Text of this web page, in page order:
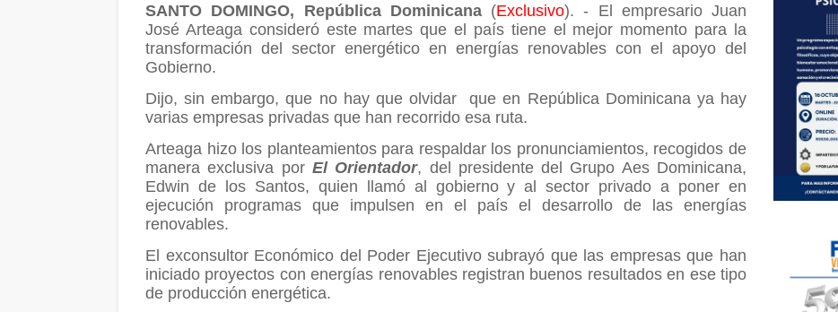
SANTO DOMINGO, República Dominicana(Exclusivo). - El empresario Juan
José Arteaga consideró este martes que el país tiene el mejor momento para la
transformación del sector energético en energías renovables con el apoyo del
Gobierno.
Dijo, sin embargo, que no hay que olvidar
que en República Dominicana ya hay
varias empresas privadas que han recorrido esa ruta.
Arteaga hizo los planteamientos para respaldar los pronunciamientos, recogidos de
manera exclusiva por El Orientador, del presidente del Grupo Aes Dominicana,
Edwin de los Santos, quien llamó al gobierno y al sector privado a poner en
ejecución programas que impulsen en el país el desarrollo de las energías
renovables.
El exconsultor Económico del Poder Ejecutivo subrayó que las empresas que han
iniciado proyectos con energías renovables registran buenos resultados en ese tipo
de producción energética.